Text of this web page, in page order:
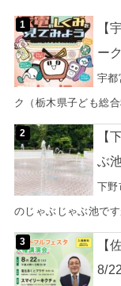
【
ー
宇都
ク（栃木県子ども総
【
ぶ
下野
のじゃぶじゃぶ池で
【
8/